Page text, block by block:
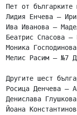
Пет от
Лидия Енчева –
Ива Иванова –
Беатрис Спасова –
Моника
Мелис Расим – №7
Другите шест
Росица Денчева –
Денислава
Йоана